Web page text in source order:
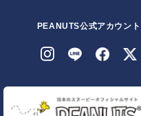
PEANUTS公式アカウント